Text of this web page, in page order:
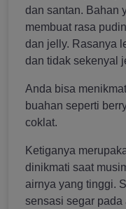
dan santan. Bahan
membuat rasa
dan jelly. Rasanya
dan tidak sekenyal
Anda bisa
buahan seperti
coklat.
Ketiganya
dinikmati saat
airnya yang tinggi.
sensasi segar pada